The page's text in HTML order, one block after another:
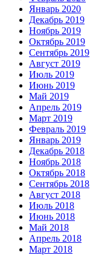
Январь 2020
Декабрь 2019
Ноябрь 2019
Октябрь 2019
Сентябрь 2019
Август 2019
Июль 2019
Июнь 2019
Май 2019
Апрель 2019
Март 2019
Февраль 2019
Январь 2019
Декабрь 2018
Ноябрь 2018
Октябрь 2018
Сентябрь 2018
Август 2018
Июль 2018
Июнь 2018
Май 2018
Апрель 2018
Март 2018